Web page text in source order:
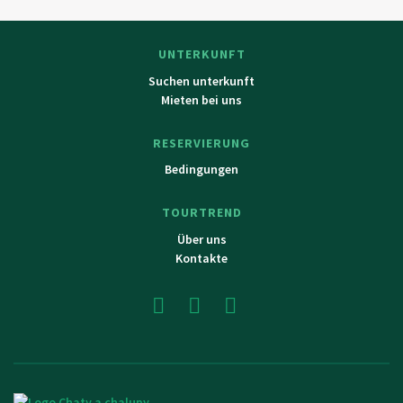
UNTERKUNFT
Suchen unterkunft
Mieten bei uns
RESERVIERUNG
Bedingungen
TOURTREND
Über uns
Kontakte